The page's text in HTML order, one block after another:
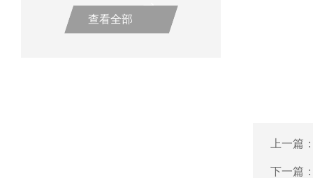
查看全部
上一篇
下一篇